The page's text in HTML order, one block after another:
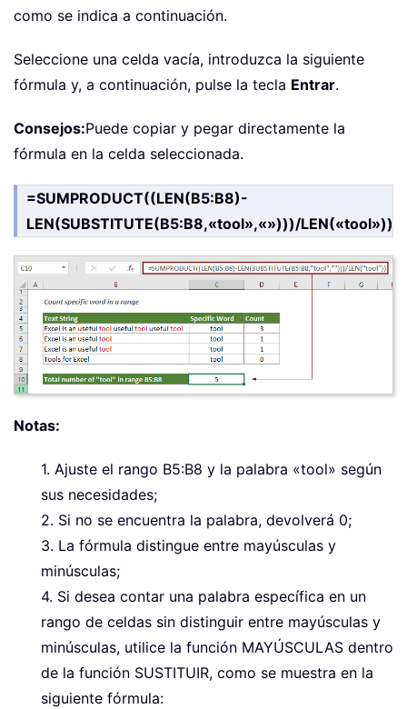
como se indica a continuación.
Seleccione una celda vacía, introduzca la siguiente
fórmula y, a continuación, pulse la tecla Entrar.
Consejos:Puede copiar y pegar directamente la
fórmula en la celda seleccionada.
=SUMPRODUCT((LEN(B5:B8)-
LEN(SUBSTITUTE(B5:B8,«tool»,«»)))/LEN(«tool»))
Notas:
1. Ajuste el rango B5:B8 y la palabra «tool» según
sus necesidades;
2. Si no se encuentra la palabra, devolverá 0;
3. La fórmula distingue entre mayúsculas y
minúsculas;
4. Si desea contar una palabra específica en un
rango de celdas sin distinguir entre mayúsculas y
minúsculas, utilice la función MAYÚSCULAS dentro
de la función SUSTITUIR, como se muestra en la
siguiente fórmula: